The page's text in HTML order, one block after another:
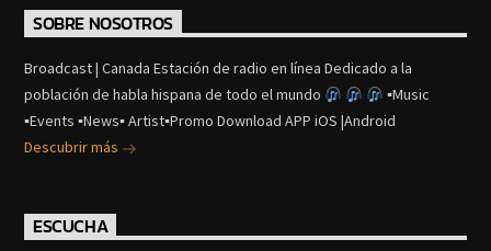
SOBRE NOSOTROS
Broadcast | Canada Estación de radio en línea Dedicado a la
población de habla hispana de todo el mundo
▪Music
▪Events ▪News▪ Artist▪Promo Download APP iOS |Android
Descubrir más
ESCUCHA